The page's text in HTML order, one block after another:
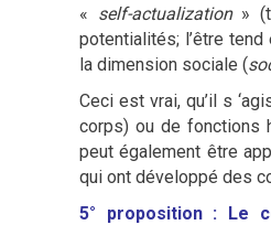
« self-actualization»
potentialités; l’être
la dimension sociale (
Ceci est vrai, qu’il s
corps) ou de fonctions
peut également être
qui ont développé des
5° proposition : Le